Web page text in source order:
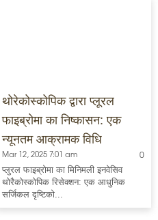
थोरेकोस्कोपिक द्वारा प्लूरल
फाइब्रोमा का निष्कासन: एक
न्यूनतम आक्रामक विधि
Mar 12, 2025 7:01 am 0
प्लुरल फाइब्रोमा का मिनिमली इनवेसिव
थोरैकोस्कोपिक रिसेक्शन: एक आधुनिक
सर्जिकल दृष्टिको...